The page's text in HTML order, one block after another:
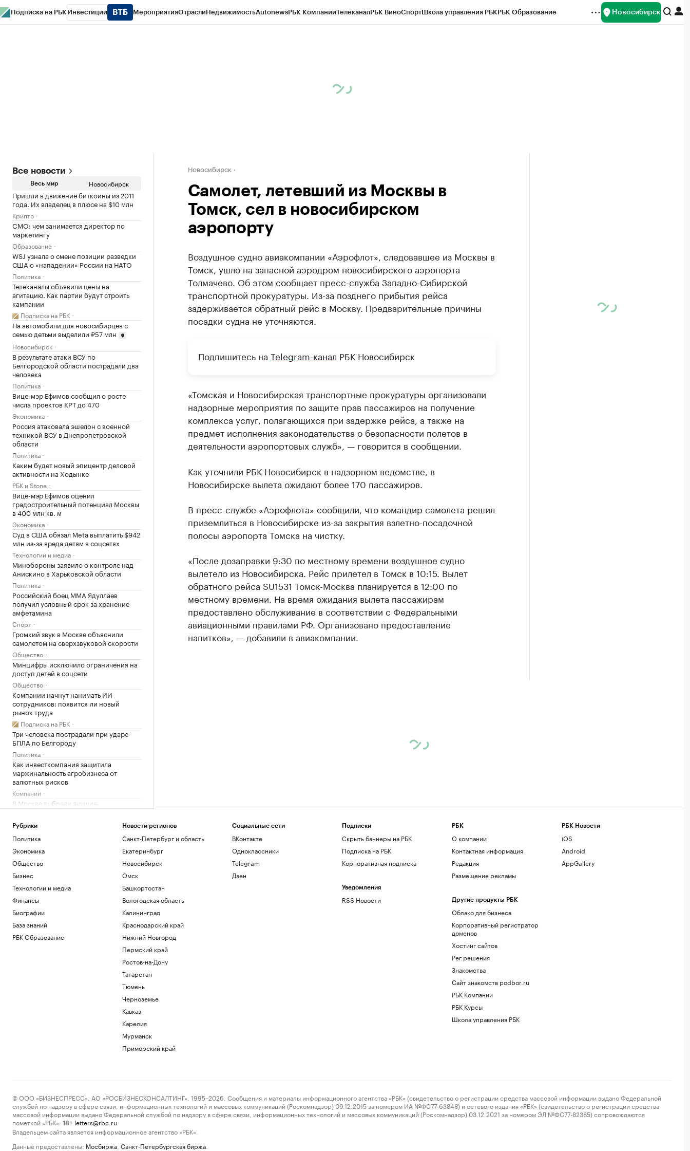
Подписка на РБК Инвестиции МероприятияОтраслиНедвижимостьAutonewsРБК КомпанииТелеканалРБК ВиноСпортШкола управления РБКРБК Образование Новосибирск
Все новости
Весь мир Новосибирск
Пришли в движение биткоины из 2011
года. Их владелец в плюсе на $10 млн
Крипто
CMO: чем занимается директор по
маркетингу
Образование
WSJ узнала о смене позиции разведки
США о «нападении» России на НАТО
Политика
Телеканалы объявили цены на
агитацию. Как партии будут строить
кампании
Подписка на РБК
На автомобили для новосибирцев с
семью детьми выделили ₽57 млн
Новосибирск
В результате атаки ВСУ по
Белгородской области пострадали два
человека
Политика
Вице-мэр Ефимов сообщил о росте
числа проектов КРТ до 470
Экономика
Россия атаковала эшелон с военной
техникой ВСУ в Днепропетровской
области
Политика
Каким будет новый эпицентр деловой
активности на Ходынке
РБК и Stone
Вице-мэр Ефимов оценил
градостроительный потенциал Москвы
в 400 млн кв. м
Экономика
Суд в США обязал Meta выплатить $942
млн из-за вреда детям в соцсетях
Технологии и медиа
Минобороны заявило о контроле над
Анискино в Харьковской области
Политика
Российский боец ММА Ядуллаев
получил условный срок за хранение
амфетамина
Спорт
Громкий звук в Москве объяснили
самолетом на сверхзвуковой скорости
Общество
Минцифры исключило ограничения на
доступ детей в соцсети
Общество
Компании начнут нанимать ИИ-
сотрудников: появится ли новый
рынок труда
Подписка на РБК
Три человека пострадали при ударе
БПЛА по Белгороду
Политика
Как инвесткомпания защитила
маржинальность агробизнеса от
валютных рисков
Компании
В Москве выбрали лучшие
градостроительные проекты. Как они
Недвижимость
Макгрегор рассказал о начале
восстановления после травмы колена
Спорт
Новосибирск
Самолет, летевший из Москвы в
Томск, сел в новосибирском
аэропорту
Воздушное судно авиакомпании «Аэрофлот», следовавшее из Москвы в
Томск, ушло на запасной аэродром новосибирского аэропорта
Толмачево. Об этом сообщает пресс-служба Западно-Сибирской
транспортной прокуратуры. Из-за позднего прибытия рейса
задерживается обратный рейс в Москву. Предварительные причины
посадки судна не уточняются.
Подпишитесь на Telegram-канал РБК Новосибирск
«Томская и Новосибирская транспортные прокуратуры организовали
надзорные мероприятия по защите прав пассажиров на получение
комплекса услуг, полагающихся при задержке рейса, а также на
предмет исполнения законодательства о безопасности полетов в
деятельности аэропортовых служб», — говорится в сообщении.
Как уточнили РБК Новосибирск в надзорном ведомстве, в
Новосибирске вылета ожидают более 170 пассажиров.
В пресс-службе «Аэрофлота» сообщили, что командир самолета решил
приземлиться в Новосибирске из-за закрытия взлетно-посадочной
полосы аэропорта Томска на чистку.
«После дозаправки 9:30 по местному времени воздушное судно
вылетело из Новосибирска. Рейс прилетел в Томск в 10:15. Вылет
обратного рейса SU1531 Томск-Москва планируется в 12:00 по
местному времени. На время ожидания вылета пассажирам
предоставлено обслуживание в соответствии с Федеральными
авиационными правилами РФ. Организовано предоставление
напитков», — добавили в авиакомпании.
Рубрики
Политика
Экономика
Общество
Бизнес
Технологии и медиа
Финансы
Биографии
База знаний
РБК Образование
Новости регионов
Санкт-Петербург и область
Екатеринбург
Новосибирск
Омск
Башкортостан
Вологодская область
Калининград
Краснодарский край
Нижний Новгород
Пермский край
Ростов-на-Дону
Татарстан
Тюмень
Черноземье
Кавказ
Карелия
Мурманск
Приморский край
Социальные сети
ВКонтакте
Одноклассники
Telegram
Дзен
Подписки
Скрыть баннеры на РБК
Подписка на РБК
Корпоративная подписка
Уведомления
RSS Новости
РБК
О компании
Контактная информация
Редакция
Размещение рекламы
Другие продукты РБК
Облако для бизнеса
Корпоративный регистратор
доменов
Хостинг сайтов
Рег.решения
Знакомства
Сайт знакомств podbor.ru
РБК Компании
РБК Курсы
Школа управления РБК
РБК Новости
iOS
Android
AppGallery
© ООО «БИЗНЕСПРЕСС», АО «РОСБИЗНЕСКОНСАЛТИНГ», 1995–2026. Сообщения и материалы информационного агентства «РБК» (свидетельство о регистрации средства массовой информации выдано Федеральной
службой по надзору в сфере связи, информационных технологий и массовых коммуникаций (Роскомнадзор) 09.12.2015 за номером ИА №ФС77-63848) и сетевого издания «РБК» (свидетельство о регистрации средства
массовой информации выдано Федеральной службой по надзору в сфере связи, информационных технологий и массовых коммуникаций (Роскомнадзор) 03.12.2021 за номером ЭЛ №ФС77-82385) сопровождаются
пометкой «РБК».
18+ letters@rbc.ru
Владельцем сайта является информационное агентство «РБК».
Данные предоставлены: Мосбиржа Санкт-Петербургская биржа